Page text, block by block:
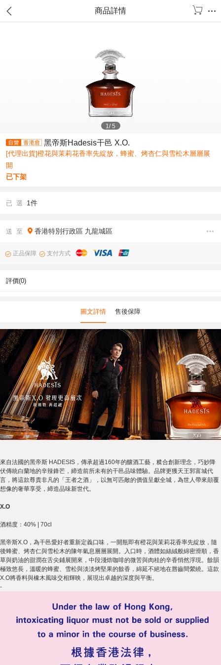
商品詳情
1/5
黑帝斯Hadesis干邑 X.O.
[代理出貨]橙花與茉莉花香率先綻放，蜂蜜、烤杏仁與雪松木層層展
開
已下架
已 選 1件
送 至 香港特別行政區 九龍城區
正品保障 支付方式
評價(0)
圖文詳情 售後保障
來自法國的黑帝斯 HADESIS，傳承超過160年的釀酒工藝，糅合創新理念，巧妙降
伏傳統白蘭地的辛辣鋒芒，締造前所未有的干邑品味體驗。品牌更獲天王郭富城代
言，將這款尊貴非凡的「王者之酒」，以無可匹敵的價值呈獻全城，為世人帶來顛覆
想像的奢華享受，締造品味新世代。
X.O
酒精度：40% | 70cl
黑帝斯X.O，為干邑愛好者重新定義口味，一開瓶即有橙花與茉莉花香率先綻放，隨
後蜂蜜、烤杏仁與雪松木的陳年氣息層層展開。入口時，酒體如絲絨般綿密滑順，香
草與奶油的甜潤在舌尖鋪展開來，中段淺焙咖啡的微苦與肉桂的辛香悄然浮現。餘韻
極致悠長，溫暖的蜂蜜、雪松與淡淡烤堅果的餘香，綿延不絕地在唇齒間縈繞。這款
X.O將香料與橡木風味交相輝映，展現出卓越的深度與平衡。
-